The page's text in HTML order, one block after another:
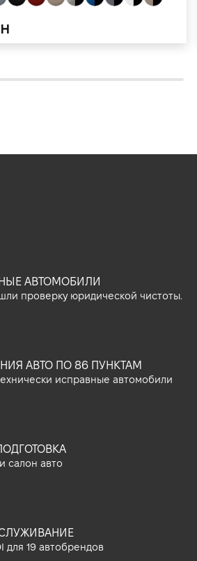
АВТОМОБИЛИ
проверку юридической чистоты.
АВТО ПО 86 ПУНКТАМ
исправные автомобили
салон авто
для 19 автобрендов